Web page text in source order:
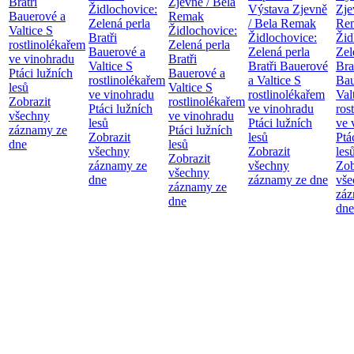
Bauerové a
Valtice S
rostlinolékařem
ve vinohradu
Ptáci lužních
lesů
Zobrazit
všechny
záznamy ze
dne
Židlochovice:
Zelená perla
Bratři
Bauerové a
Valtice S
rostlinolékařem
ve vinohradu
Ptáci lužních
lesů
Zobrazit
všechny
záznamy ze
dne
Remak
Židlochovice:
Zelená perla
Bratři
Bauerové a
Valtice S
rostlinolékařem
ve vinohradu
Ptáci lužních
lesů
Zobrazit
všechny
záznamy ze
dne
Výstava Zjevně
/ Bela Remak
Židlochovice:
Zelená perla
Bratři Bauerové
a Valtice S
rostlinolékařem
ve vinohradu
Ptáci lužních
lesů
Zobrazit
všechny
záznamy ze dne
ve
dne